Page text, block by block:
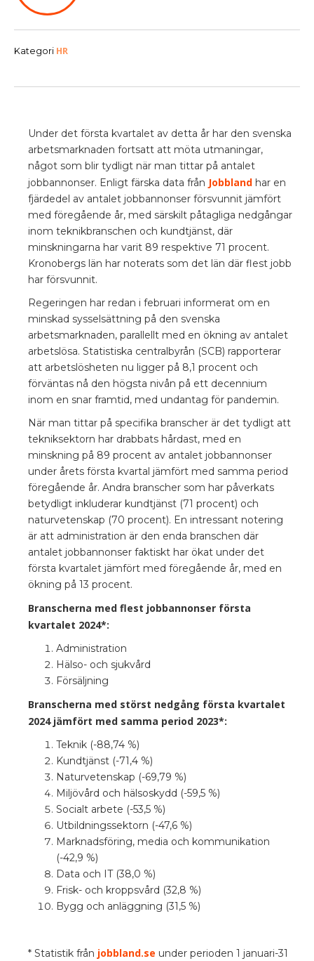
Kategori HR
Under det första kvartalet av detta år har den svenska
arbetsmarknaden fortsatt att möta utmaningar,
något som blir tydligt när man tittar på antalet
jobbannonser. Enligt färska data från Jobbland har en
fjärdedel av antalet jobbannonser försvunnit jämfört
med föregående år, med särskilt påtagliga nedgångar
inom teknikbranschen och kundtjänst, där
minskningarna har varit 89 respektive 71 procent.
Kronobergs län har noterats som det län där flest jobb
har försvunnit.
Regeringen har redan i februari informerat om en
minskad sysselsättning på den svenska
arbetsmarknaden, parallellt med en ökning av antalet
arbetslösa. Statistiska centralbyrån (SCB) rapporterar
att arbetslösheten nu ligger på 8,1 procent och
förväntas nå den högsta nivån på ett decennium
inom en snar framtid, med undantag för pandemin.
När man tittar på specifika branscher är det tydligt att
tekniksektorn har drabbats hårdast, med en
minskning på 89 procent av antalet jobbannonser
under årets första kvartal jämfört med samma period
föregående år. Andra branscher som har påverkats
betydligt inkluderar kundtjänst (71 procent) och
naturvetenskap (70 procent). En intressant notering
är att administration är den enda branschen där
antalet jobbannonser faktiskt har ökat under det
första kvartalet jämfört med föregående år, med en
ökning på 13 procent.
Branscherna med flest jobbannonser första
kvartalet 2024*:
Administration
Hälso- och sjukvård
Försäljning
Branscherna med störst nedgång första kvartalet
2024 jämfört med samma period 2023*:
Teknik (-88,74 %)
Kundtjänst (-71,4 %)
Naturvetenskap (-69,79 %)
Miljövård och hälsoskydd (-59,5 %)
Socialt arbete (-53,5 %)
Utbildningssektorn (-47,6 %)
Marknadsföring, media och kommunikation
(-42,9 %)
Data och IT (38,0 %)
Frisk- och kroppsvård (32,8 %)
Bygg och anläggning (31,5 %)
* Statistik från jobbland.se under perioden 1 januari-31